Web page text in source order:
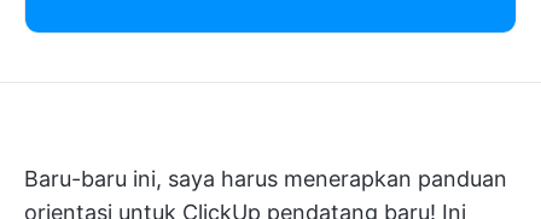
Baru-baru ini, saya harus menerapkan panduan
orientasi untuk ClickUp pendatang baru! Ini